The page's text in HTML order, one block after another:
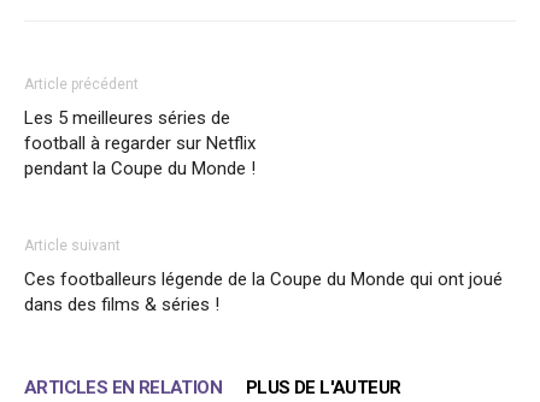
Article précédent
Les 5 meilleures séries de
football à regarder sur Netflix
pendant la Coupe du Monde !
Article suivant
Ces footballeurs légende de la Coupe du Monde qui ont joué
dans des films & séries !
ARTICLES EN RELATION PLUS DE L'AUTEUR